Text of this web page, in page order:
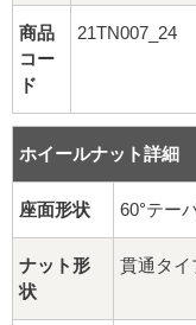
17インチ：夏タイ
19インチ：夏タイ
20インチ：夏タイ
ホイールナット
商品
コー
ド
21TN007_24
ホイールナット詳細
座面形状 60°テー
ナット形
状
貫通タイ